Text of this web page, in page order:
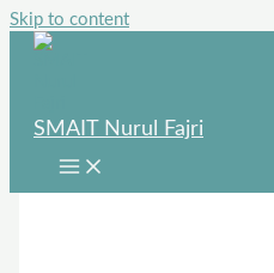
Skip to content
SMAIT Nurul Fajri